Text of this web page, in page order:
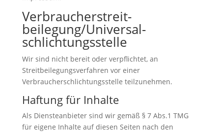
Verbraucher­streit­
beilegung/Universal­
schlichtungs­stelle
Wir sind nicht bereit oder verpflichtet, an
Streitbeilegungsverfahren vor einer
Verbraucherschlichtungsstelle teilzunehmen.
Haftung für Inhalte
Als Diensteanbieter sind wir gemäß § 7 Abs.1 TMG
für eigene Inhalte auf diesen Seiten nach den